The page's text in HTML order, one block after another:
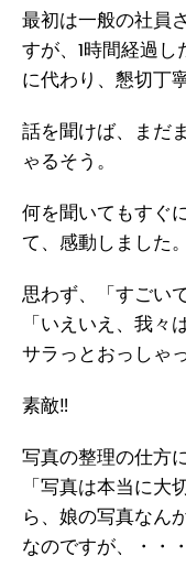
最初は一般の社員
すが、1時間経過
に代わり、懇切丁
話を聞けば、まだ
ゃるそう。
何を聞いてもすぐ
て、感動しました。
思わず、「すごい
「いえいえ、我々
サラっとおっしゃ
素敵‼
写真の整理の仕方
「写真は本当に大
ら、娘の写真なん
なのですが、・・